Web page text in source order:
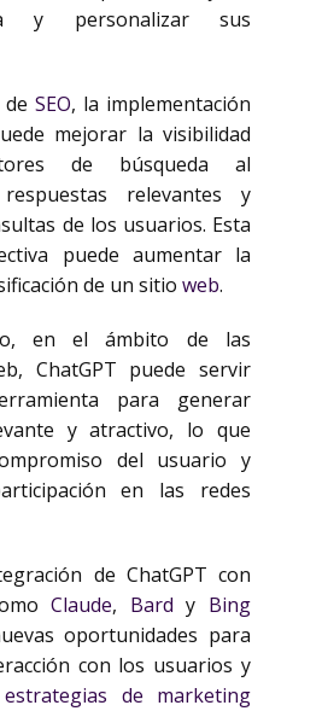
y personalizar sus
SEO, la implementación
mejorar la visibilidad
de búsqueda al
relevantes y
de los usuarios. Esta
puede aumentar la
de un sitio web.
en el ámbito de las
ChatGPT puede servir
para generar
y atractivo, lo que
del usuario y
en las redes
de ChatGPT con
Claude, Bard y Bing
oportunidades para
con los usuarios y
estrategias de marketing